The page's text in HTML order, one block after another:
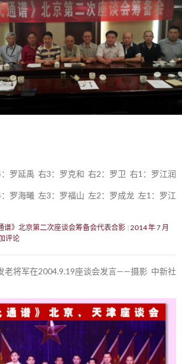
罗延禹 右3：罗克和 右2：罗卫 右1：罗江润
罗海曦 左3：罗福山 左2：罗成龙 左1：罗江
谱》北京第二次座谈会筹备会代表合影 2014 年 7 月
评论
老将军在2004.9.19座谈会发言——摄影 中新社